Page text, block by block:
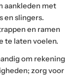
aankleden met
en slingers.
en ramen
te laten voelen.
om rekening
zorg voor